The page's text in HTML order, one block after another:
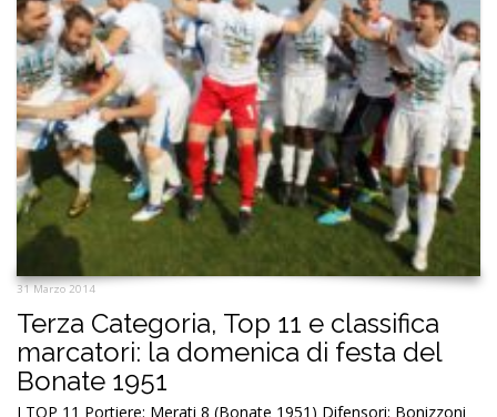
31 Marzo 2014
Terza Categoria, Top 11 e classifica
marcatori: la domenica di festa del
Bonate 1951
I TOP 11 Portiere: Merati 8 (Bonate 1951) Difensori: Bonizzoni